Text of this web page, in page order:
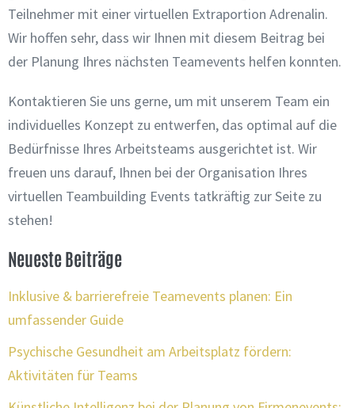
Teilnehmer mit einer virtuellen Extraportion Adrenalin.
Wir hoffen sehr, dass wir Ihnen mit diesem Beitrag bei
der Planung Ihres nächsten Teamevents helfen konnten.
Kontaktieren Sie uns gerne, um mit unserem Team ein
individuelles Konzept zu entwerfen, das optimal auf die
Bedürfnisse Ihres Arbeitsteams ausgerichtet ist. Wir
freuen uns darauf, Ihnen bei der Organisation Ihres
virtuellen Teambuilding Events tatkräftig zur Seite zu
stehen!
Neueste Beiträge
Inklusive & barrierefreie Teamevents planen: Ein
umfassender Guide
Psychische Gesundheit am Arbeitsplatz fördern:
Aktivitäten für Teams